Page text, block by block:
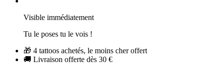
Visible immédiatement
Tu le poses tu le vois !
🎁 4 tattoos achetés, le moins cher offert
🚚 Livraison offerte dès 30 €